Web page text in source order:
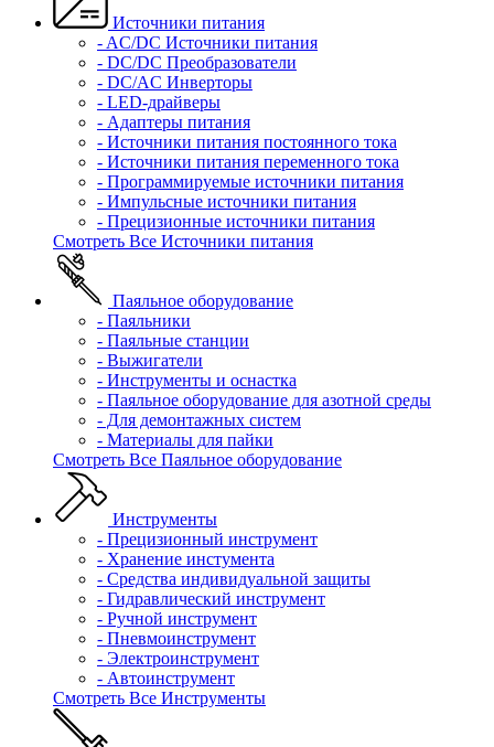
Источники питания
- AC/DC Источники питания
- DC/DC Преобразователи
- DC/AC Инверторы
- LED-драйверы
- Адаптеры питания
- Источники питания постоянного тока
- Источники питания переменного тока
- Программируемые источники питания
- Импульсные источники питания
- Прецизионные источники питания
Смотреть Все Источники питания
Паяльное оборудование
- Паяльники
- Паяльные станции
- Выжигатели
- Инструменты и оснастка
- Паяльное оборудование для азотной среды
- Для демонтажных систем
- Материалы для пайки
Смотреть Все Паяльное оборудование
Инструменты
- Прецизионный инструмент
- Хранение инстумента
- Средства индивидуальной защиты
- Гидравлический инструмент
- Ручной инструмент
- Пневмоинструмент
- Электроинструмент
- Автоинструмент
Смотреть Все Инструменты